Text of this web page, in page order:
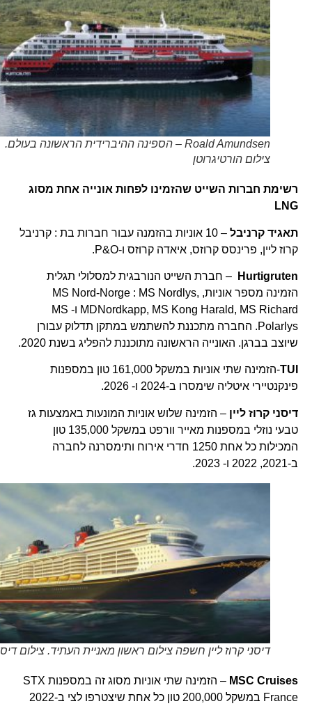
Roald Amundsen – הספינה ההיברידית הראשונה בעולם.
צילום הורטיגרוטן
רשימת חברות השייט שהזמינו לפחות אונייה אחת מסוג
LNG
תאגיד קרניבל
– 10 אוניות בהזמנה עבור חברות בת : קרניבל
קרוז ליין, פרינסס קרוזס, איאדה קרוזס ו-P&O.
Hurtigruten– חברת השייט הנורבגית למסלולי תגלית
הזמינה מספר אוניות, MS Nord-Norge : MS Nordlys,
MDNordkapp, MS Kong Harald, MS Richard ו- MS
Polarlys. החברה מתכננת להשתמש במתקן תדלוק עבורן
שיוצב בברגן. האונייה הראשונה מתוכננת להפליג בשנת 2020.
TUI
-הזמינה שתי אוניות במשקל 161,000 טון במספנות
פינקנטיירי איטליה שימסרו ב-2024 ו- 2026.
דיסני קרוז ליין– הזמינה שלוש אוניות המונעות באמצעות גז
טבעי נוזלי במספנות מאייר וורפט במשקל 135,000 טון
המכילות כל אחת 1250 חדרי אירוח ותימסרנה לחברה
דיסני קרוז ליין חשפה צילום ראשון מאניית העתיד. צילום דיסני
MSC Cruises
– הזמינה שתי אוניות מסוג זה במספנות STX
France במשקל 200,000 טון כל אחת שיצטרפו לצי ב-2022